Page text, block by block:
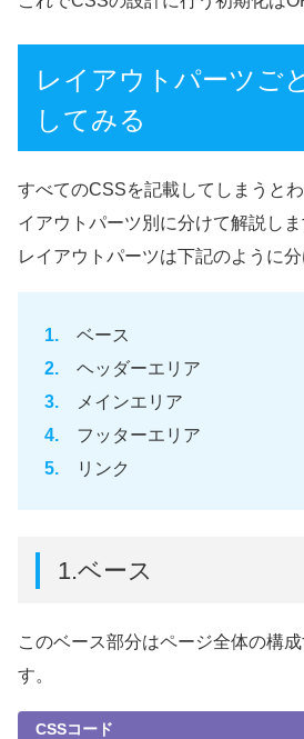
レイアウトパーツご
してみる
すべてのCSSを記載してしまうと
イアウトパーツ別に分けて解説しま
レイアウトパーツは下記のように分
ベース
ヘッダーエリア
メインエリア
フッターエリア
リンク
1.ベース
このベース部分はページ全体の構
す。
CSSコード